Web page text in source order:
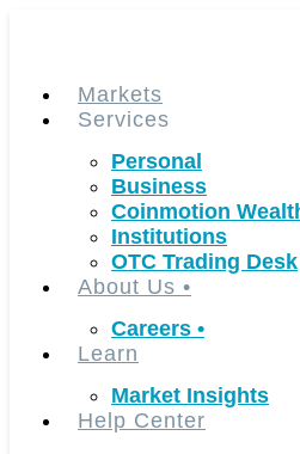
Markets
Services
Personal
Business
Coinmotion
Institutions
OTC Trading Desk
About Us •
Careers •
Learn
Market Insights
Help Center